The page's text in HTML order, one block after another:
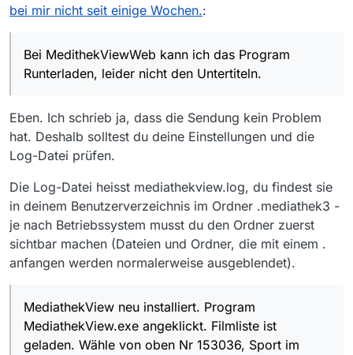
Ich finde keine Datei mediathekview.log.
Sehe Screenshot.
Betriebssystem ist Windows 10 Pro, Version
19042.1110
MediathekView neu installiert. Program
MediathekView.exe angeklickt. Filmliste ist
bei mir nicht seit einige Wochen.:
Bei MedithekViewWeb kann ich das Program
Runterladen, leider nicht den Untertiteln.
Eben. Ich schrieb ja, dass die Sendung kein Problem
hat. Deshalb solltest du deine Einstellungen und die
Log-Datei prüfen.
Die Log-Datei heisst mediathekview.log, du findest sie
in deinem Benutzerverzeichnis im Ordner .mediathek3 -
je nach Betriebssystem musst du den Ordner zuerst
sichtbar machen (Dateien und Ordner, die mit einem .
anfangen werden normalerweise ausgeblendet).
MediathekView neu installiert. Program
MediathekView.exe angeklickt. Filmliste ist
geladen. Wähle von oben Nr 153036, Sport im